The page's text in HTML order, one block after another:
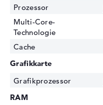
Prozessor
Multi-Core-
Technologie
Cache
Grafikkarte
Grafikprozessor
RAM